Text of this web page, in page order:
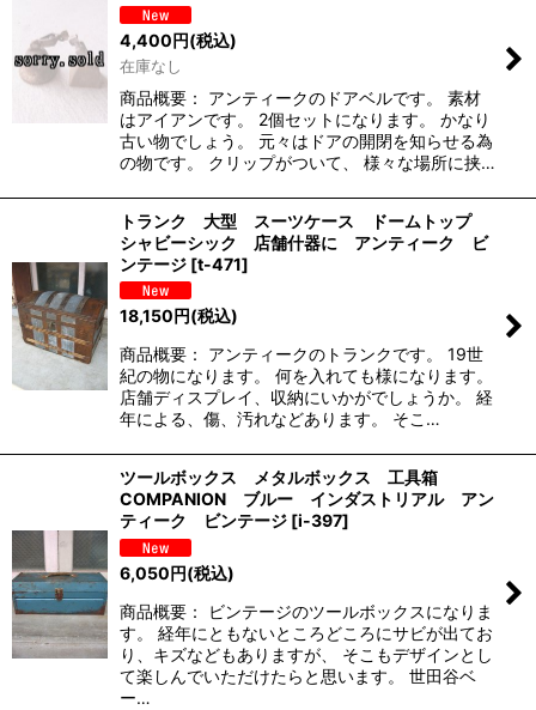
4,400円(税込)
在庫なし
商品概要： アンティークのドアベルです。 素材
はアイアンです。 2個セットになります。 かなり
古い物でしょう。 元々はドアの開閉を知らせる為
の物です。 クリップがついて、 様々な場所に挟…
トランク 大型 スーツケース ドームトップ
シャビーシック 店舗什器に アンティーク ビ
ンテージ [t-471]
18,150 円(税込)
商品概要： アンティークのトランクです。 19世
紀の物になります。 何を入れても様になります。
店舗ディスプレイ、収納にいかがでしょうか。 経
年による、傷、汚れなどあります。 そこ…
ツールボックス メタルボックス 工具箱
COMPANION ブルー インダストリアル アン
ティーク ビンテージ [i-397]
6,050円(税込)
商品概要： ビンテージのツールボックスになりま
す。 経年にともないところどころにサビが出てお
り、キズなどもありますが、 そこもデザインとし
て楽しんでいただけたらと思います。 世田谷ベ
ー…